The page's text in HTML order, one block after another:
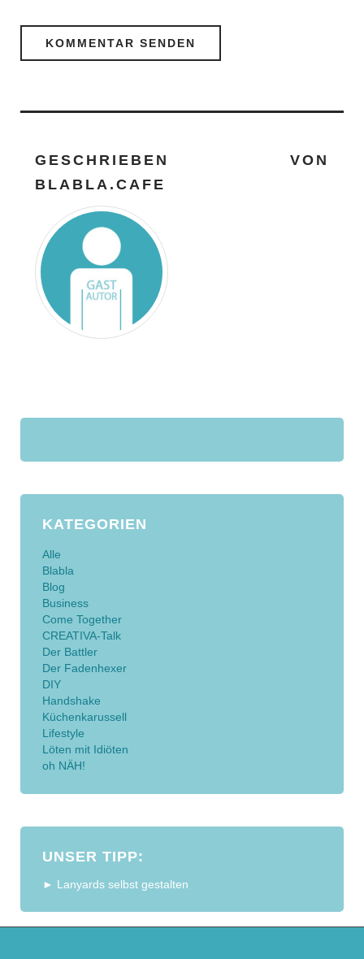
GESCHRIEBEN VON
BLABLA.CAFE
KATEGORIEN
Alle
Blabla
Blog
Business
Come Together
CREATIVA-Talk
Der Battler
Der Fadenhexer
DIY
Handshake
Küchenkarussell
Lifestyle
Löten mit Idiöten
oh NÄH!
UNSER TIPP:
► Lanyards selbst gestalten